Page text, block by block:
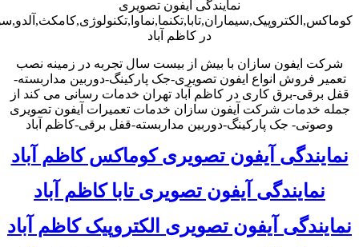
نمایندگی آیفون تصویری
در کاظم آباد
شرکت ایفون سازان با بیش از بیست سال تجربه در زمینه نصب
تعمیر فروش انواع ایفون تصویری-جک پارکینگ-دوربین مداربسته-
قفل برقی-برق کاری در کاظم آباد تهران خدمات رسانی می کند از
جمله خدمات شرکت آیفون سازان خدمات تعمیرات آیفون تصویری
وصوتی- جک پارکینگ-دوربین مداربسته-قفل برقی-کاظم آباد
نمایندگی آیفون تصویری کوماکس کاظم آباد
نمایندگی آیفون تصویری تابا کاظم آباد
نمایندگی آیفون تصویری الکتروپیک کاظم آباد